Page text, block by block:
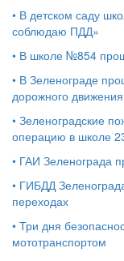
• В детском саду
соблюдаю ПДД»
• В школе №854
• В Зеленограде
дорожного
• Зеленоградские
операцию в школе
• ГАИ Зеленограда
• ГИБДД
переходах
• Три дня
мототранспортом